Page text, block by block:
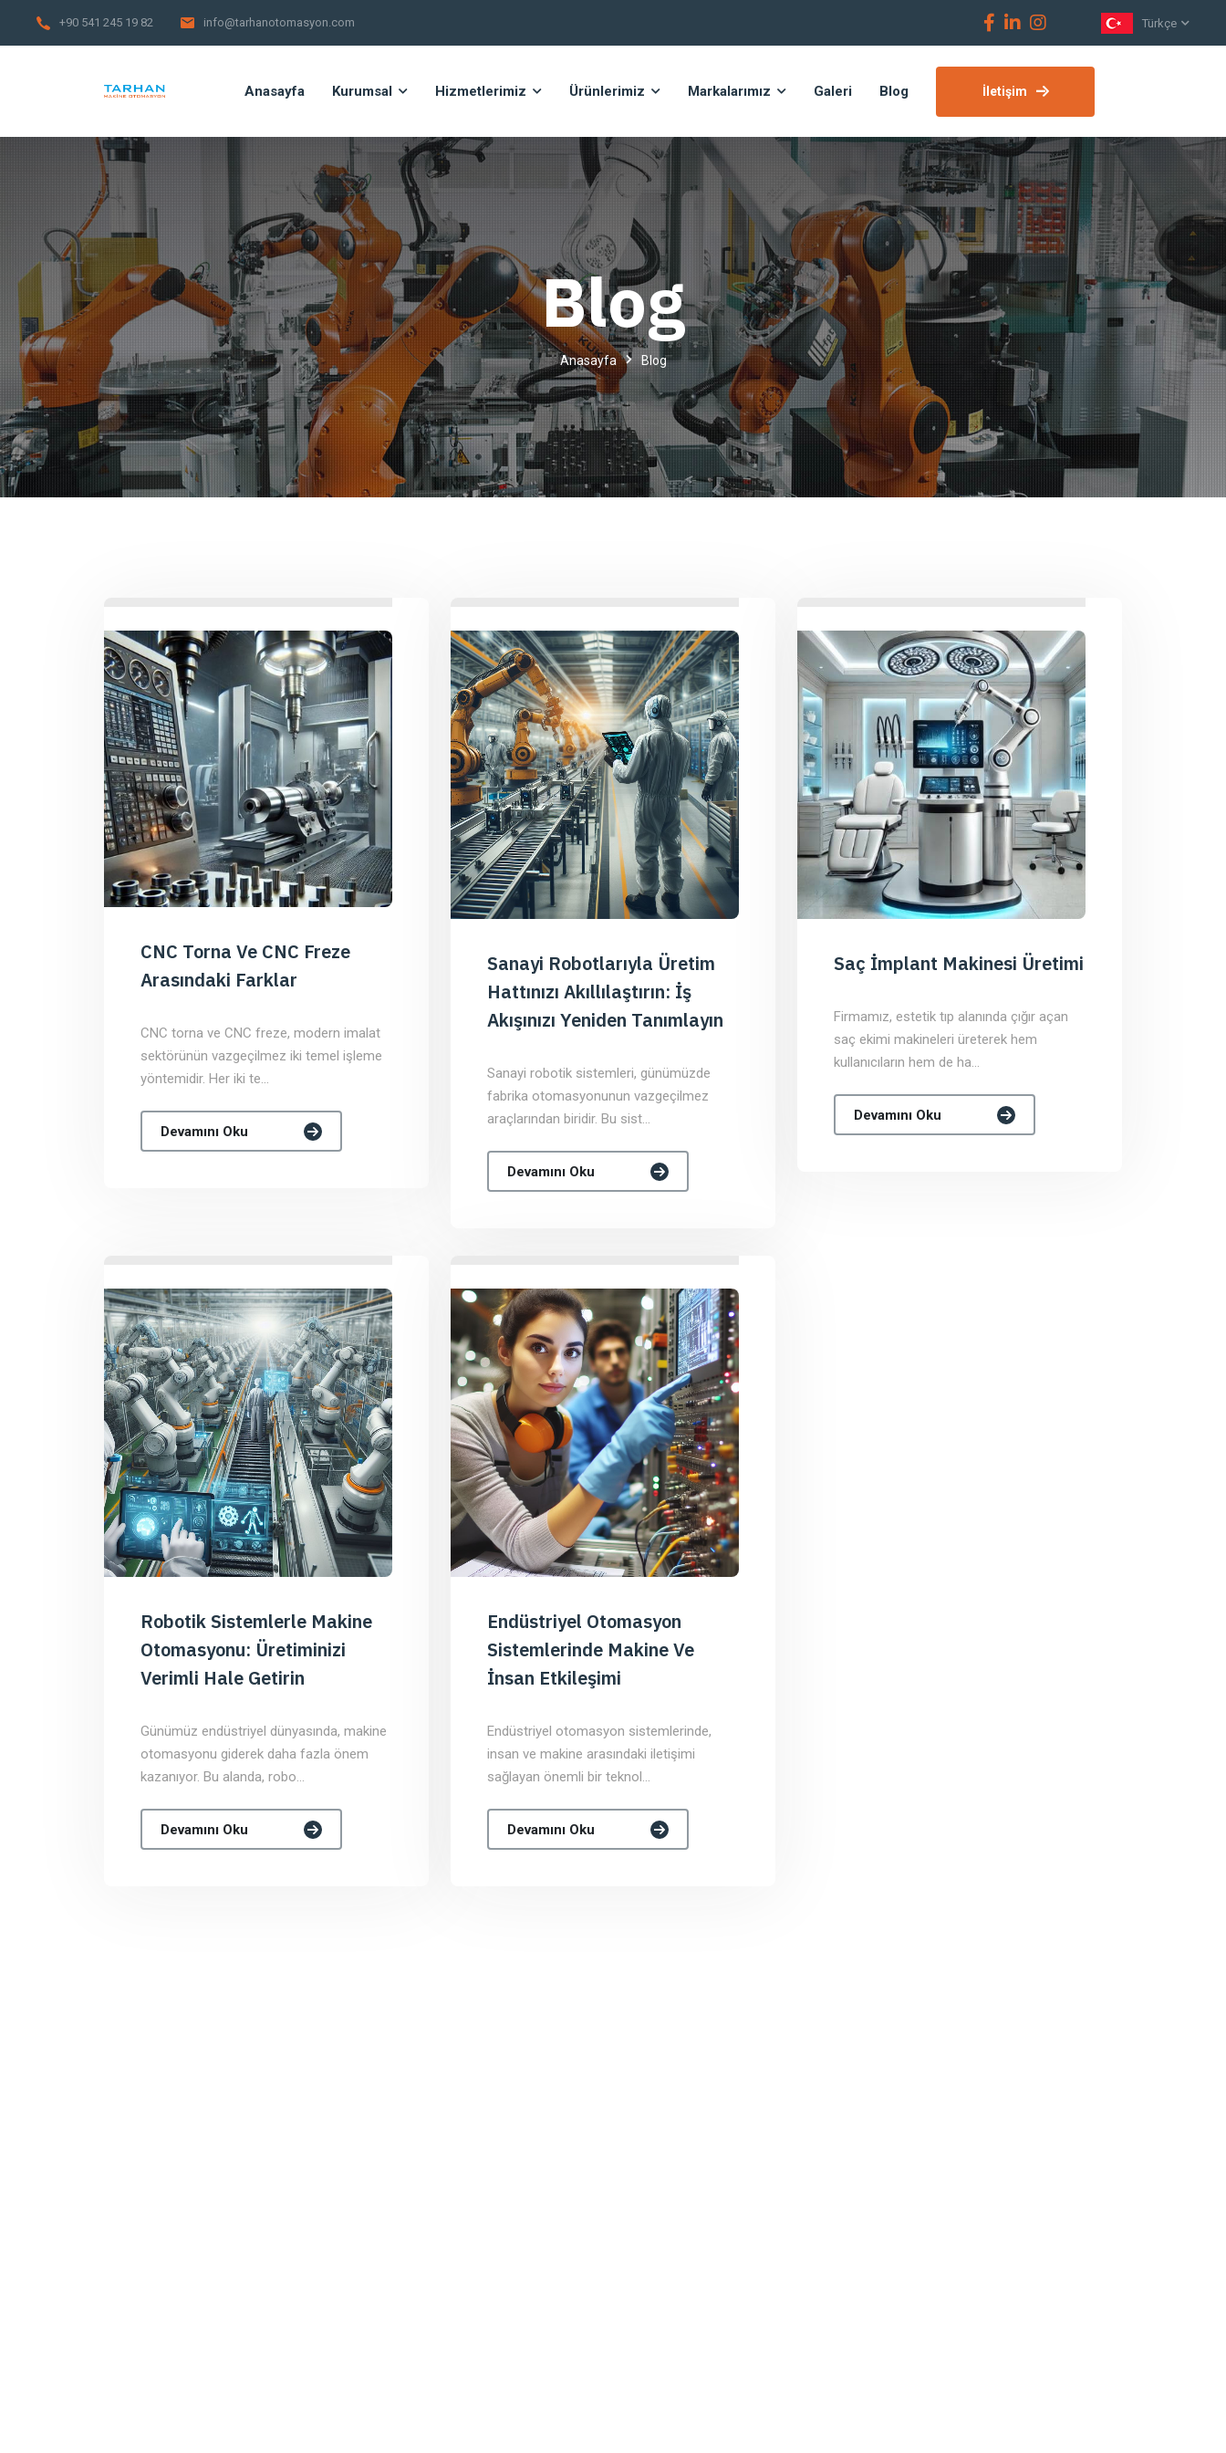
+90 541 245 19 82 info@tarhanotomasyon.com Türkçe
Anasayfa Kurumsal Hizmetlerimiz Ürünlerimiz Markalarımız Galeri Blog İletişim
Blog
Anasayfa Blog
CNC Torna Ve CNC Freze
Arasındaki Farklar
CNC torna ve CNC freze, modern imalat
sektörünün vazgeçilmez iki temel işleme
yöntemidir. Her iki te...
Devamını Oku
Sanayi Robotlarıyla Üretim
Hattınızı Akıllılaştırın: İş
Akışınızı Yeniden Tanımlayın
Sanayi robotik sistemleri, günümüzde
fabrika otomasyonunun vazgeçilmez
araçlarından biridir. Bu sist...
Devamını Oku
Saç İmplant Makinesi Üretimi
Firmamız, estetik tıp alanında çığır açan
saç ekimi makineleri üreterek hem
kullanıcıların hem de ha...
Devamını Oku
Robotik Sistemlerle Makine
Otomasyonu: Üretiminizi
Verimli Hale Getirin
Günümüz endüstriyel dünyasında, makine
otomasyonu giderek daha fazla önem
kazanıyor. Bu alanda, robo...
Devamını Oku
Endüstriyel Otomasyon
Sistemlerinde Makine Ve
İnsan Etkileşimi
Endüstriyel otomasyon sistemlerinde,
insan ve makine arasındaki iletişimi
sağlayan önemli bir teknol...
Devamını Oku